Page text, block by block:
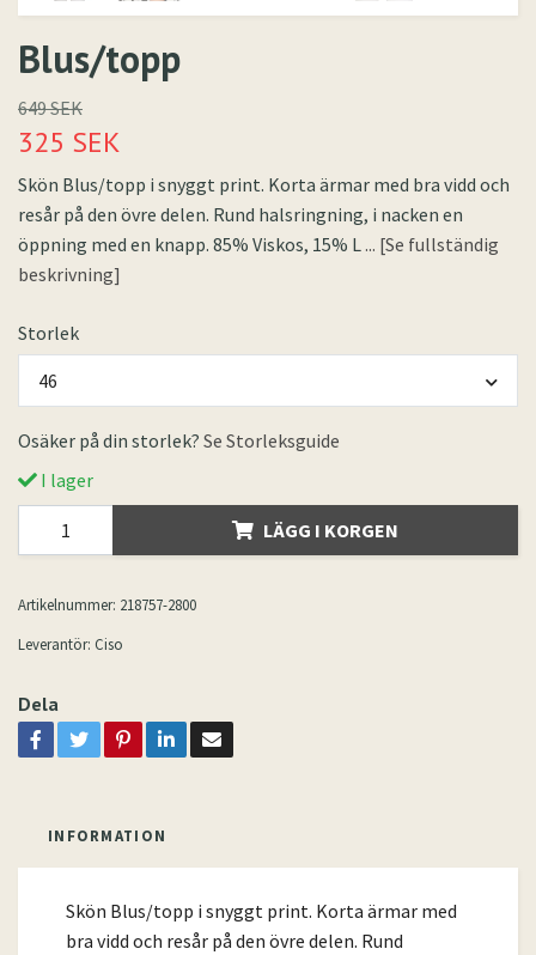
Blus/topp
649 SEK
325 SEK
Skön Blus/topp i snyggt print. Korta ärmar med bra vidd och
resår på den övre delen. Rund halsringning, i nacken en
öppning med en knapp. 85% Viskos, 15% L ... [Se fullständig
beskrivning]
Storlek
46
Osäker på din storlek? Se Storleksguide
I lager
LÄGG I KORGEN
Artikelnummer: 218757-2800
Leverantör: Ciso
Dela
INFORMATION
Skön Blus/topp i snyggt print. Korta ärmar med
bra vidd och resår på den övre delen. Rund